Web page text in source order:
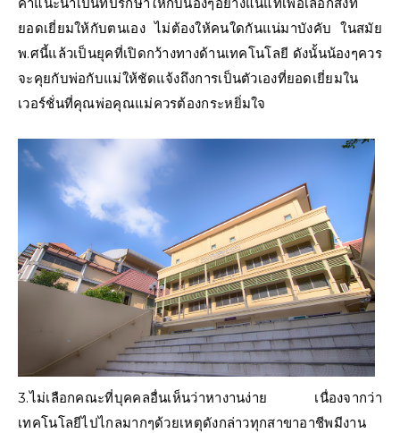
ยอดเยี่ยมให้กับตนเอง ไม่ต้องให้คนใดกันแน่มาบังคับ ในสมัย
พ.ศนี้แล้วเป็นยุคที่เปิดกว้างทางด้านเทคโนโลยี ดังนั้นน้องๆควร
จะคุยกับพ่อกับแม่ให้ชัดแจ้งถึงการเป็นตัวเองที่ยอดเยี่ยมใน
เวอร์ชั่นที่คุณพ่อคุณแม่ควรต้องกระหยิ่มใจ
3.ไม่เลือกคณะที่บุคคลอื่นเห็นว่าหางานง่าย เนื่องจากว่า
เทคโนโลยีไปไกลมากๆด้วยเหตุดังกล่าวทุกสาขาอาชีพมีงาน